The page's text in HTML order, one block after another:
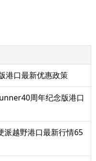
港口最新优惠政策
周年纪念版港口
派越野港口最新行情65